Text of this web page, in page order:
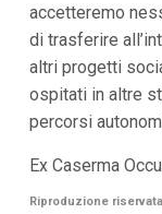
accetteremo
di trasferire
altri progetti
ospitati in altre
percorsi
Ex Caserma
Riproduzione riservata